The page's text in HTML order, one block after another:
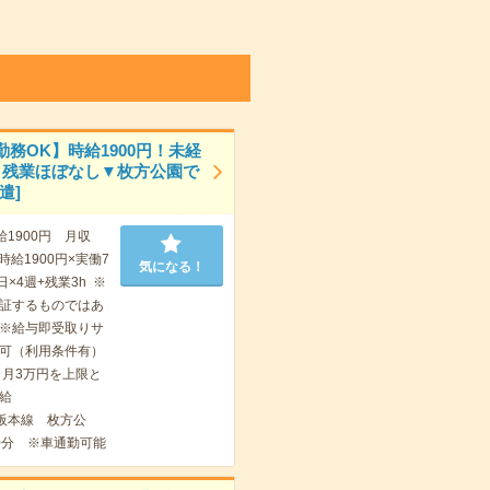
務OK】時給1900円！未経
業ほぼなし▼枚方公園で
]
1900円 月収
給1900円×実働7
×4週+残業3h ※
するものではあ
給与即受取りサ
（利用条件有）
3万円を上限と
本線 枚方公
※車通勤可能
気になる！